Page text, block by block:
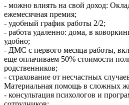
- можно влиять на свой доход:
ежемесячная премия;
- удобный график работы 2/2;
- работа удаленно: дома, в
удобно;
- ДМС с первого месяца работы,
еще оплачиваем 50% стоимости
родственников;
- страхование от несчастных
Материальная помощь в сложных
- консультация психологов и